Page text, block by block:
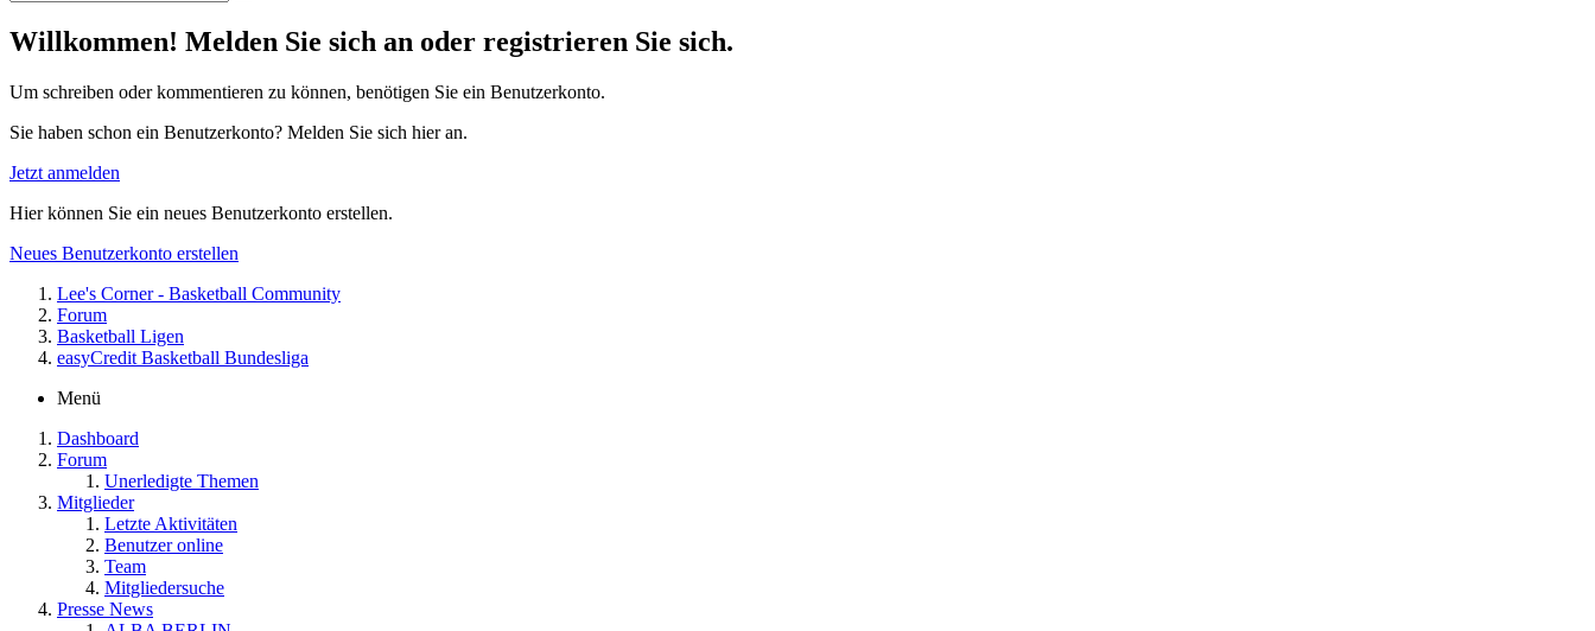
Willkommen! Melden Sie sich an oder registrieren Sie sich.
Um schreiben oder kommentieren zu können, benötigen Sie ein Benutzerkonto.
Sie haben schon ein Benutzerkonto? Melden Sie sich hier an.
Jetzt anmelden
Hier können Sie ein neues Benutzerkonto erstellen.
Neues Benutzerkonto erstellen
Lee's Corner - Basketball Community
Forum
Basketball Ligen
easyCredit Basketball Bundesliga
Menü
Dashboard
Forum
Unerledigte Themen
Mitglieder
Letzte Aktivitäten
Benutzer online
Team
Mitgliedersuche
Presse News